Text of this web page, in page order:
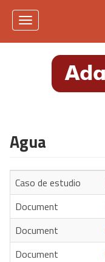
Pasar
Toggle
Agua
Caso de estudio
Document
Document
Document